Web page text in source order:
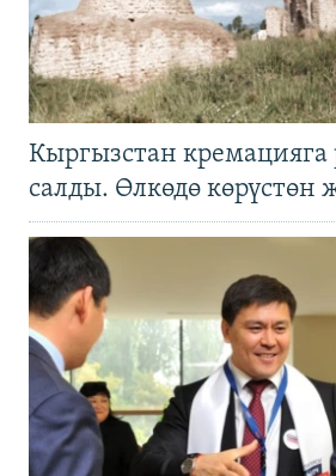
Кыргызстан
салды. Өлкөдө көрүстөн